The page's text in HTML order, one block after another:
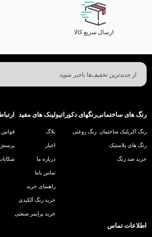
ارسال سریع کالا
رنگ های ساختمانی
رنگ اکریلیک ساختمان
رنگ های پلاستیک
خرید ضد زنگ
رنگهای دکوراتیو
رنگ روغنی
لینک های مفید
بلاگ
اخبار
درباره ما
تماس باما
راهنمای خرید
خرید رنگ آلکیدی
خرید پرایمر صنعتی
پرسش
اطلاعات تماس